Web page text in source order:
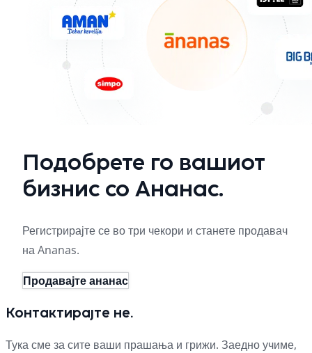
Подобрете го вашиот
бизнис со Ананас.
Регистрирајте се во три чекори и станете продавач
на Ananas.
Продавајте ананас
Контактирајте не.
Тука сме за сите ваши прашања и грижи. Заедно учиме,